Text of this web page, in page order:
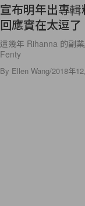
宣布明年出專
回應實在太逗了
這幾年 Rihanna 的副
Fenty
By Ellen Wang/2018年